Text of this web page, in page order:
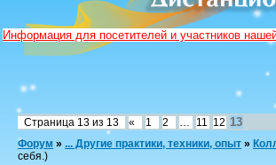
Информация для посетителей и участников
Страница 13 из 13 « 1 2 11 12 13
Форум » ... Другие практики, техники, опыт »
себя.)